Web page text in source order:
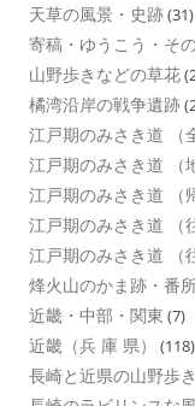
天草の風景・史跡(31)
寄稿・ゆうこう・そ
山野歩きなどの草花
橘湾沿岸の戦争遺跡
江戸期のみさき道 （
江戸期のみさき道 （
江戸期のみさき道 （
江戸期のみさき道 （
江戸期のみさき道 （
烽火山のかま跡・番
近畿・中部・関東 (7)
近畿（兵 庫 県） (118)
長崎と近県の山野歩き